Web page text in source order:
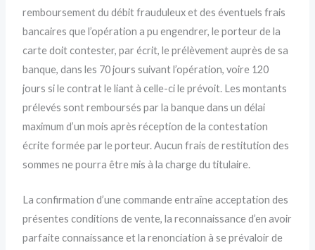
remboursement du débit frauduleux et des éventuels frais
bancaires que l’opération a pu engendrer, le porteur de la
carte doit contester, par écrit, le prélèvement auprès de sa
banque, dans les 70 jours suivant l’opération, voire 120
jours si le contrat le liant à celle-ci le prévoit. Les montants
prélevés sont remboursés par la banque dans un délai
maximum d’un mois après réception de la contestation
écrite formée par le porteur. Aucun frais de restitution des
sommes ne pourra être mis à la charge du titulaire.
La confirmation d’une commande entraîne acceptation des
présentes conditions de vente, la reconnaissance d’en avoir
parfaite connaissance et la renonciation à se prévaloir de